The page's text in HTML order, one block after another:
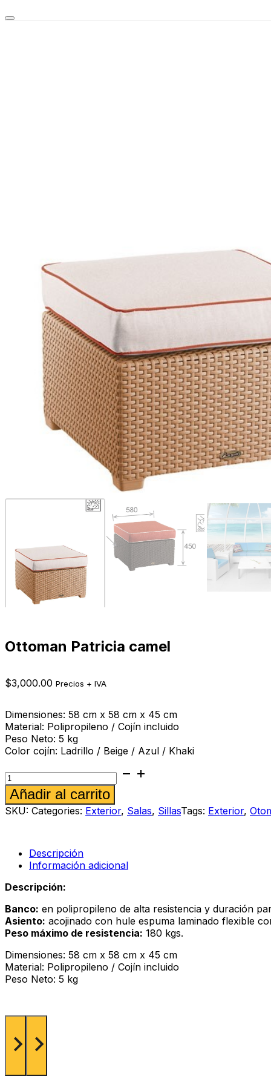
Ottoman Patricia camel
$3,000.00 Precios + IVA
Dimensiones: 58 cm x 58 cm x 45 cm
Material: Polipropileno / Cojín incluido
Peso Neto: 5 kg
Color cojín: Ladrillo / Beige / Azul / Khaki
Ottoman
Patricia
camel
cantidad
Añadir al carrito
SKU: Categories: Exterior, Salas, SillasTags: Exterior,
Descripción
Información adicional
Descripción:
Banco: en polipropileno de alta resistencia y duración
Asiento: acojinado con hule espuma laminado flexible
Peso máximo de resistencia: 180 kgs.
Dimensiones: 58 cm x 58 cm x 45 cm
Material: Polipropileno / Cojín incluido
Peso Neto: 5 kg